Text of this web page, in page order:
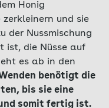
Honig
und sie
der Nussmischung
ist, die Nüsse auf
es ab in den
benötigt die
bis sie eine
somit fertig ist.